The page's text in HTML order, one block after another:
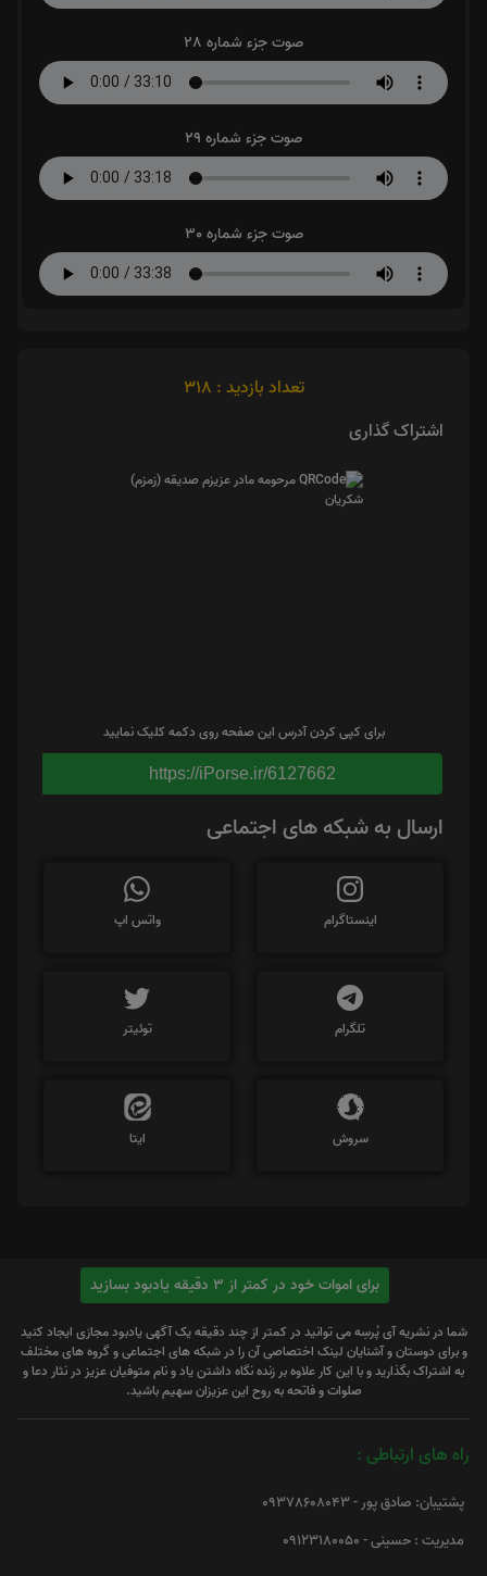
صوت جزء شماره 28
صوت جزء شماره 29
صوت جزء شماره 30
تعداد بازدید : 318
اشتراک گذاری
برای کپی کردن آدرس این صفحه روی دکمه کلیک نمایید
https://iPorse.ir/6127662
ارسال به شبکه های اجتماعی
اینستاگرام واتس اپ
تلگرام توئیتر
سروش ایتا
برای اموات خود در کمتر از 3 دقیقه یادبود بسازید
شما در نشریه آی پُرسِه می توانید در کمتر از چند دقیقه یک آگهی یادبود مجازی ایجاد کنید
و برای دوستان و آشنایان لینک اختصاصی آن را در شبکه های اجتماعی و گروه های مختلف
به اشتراک بگذارید و با این کار علاوه بر زنده نگاه داشتن یاد و نام متوفیان عزیز در نثار دعا و
صلوات و فاتحه به روح این عزیزان سهیم باشید.
راه های ارتباطی :
پشتیبان: صادق پور - 09378608043
مدیریت : حسینی - 09123180050